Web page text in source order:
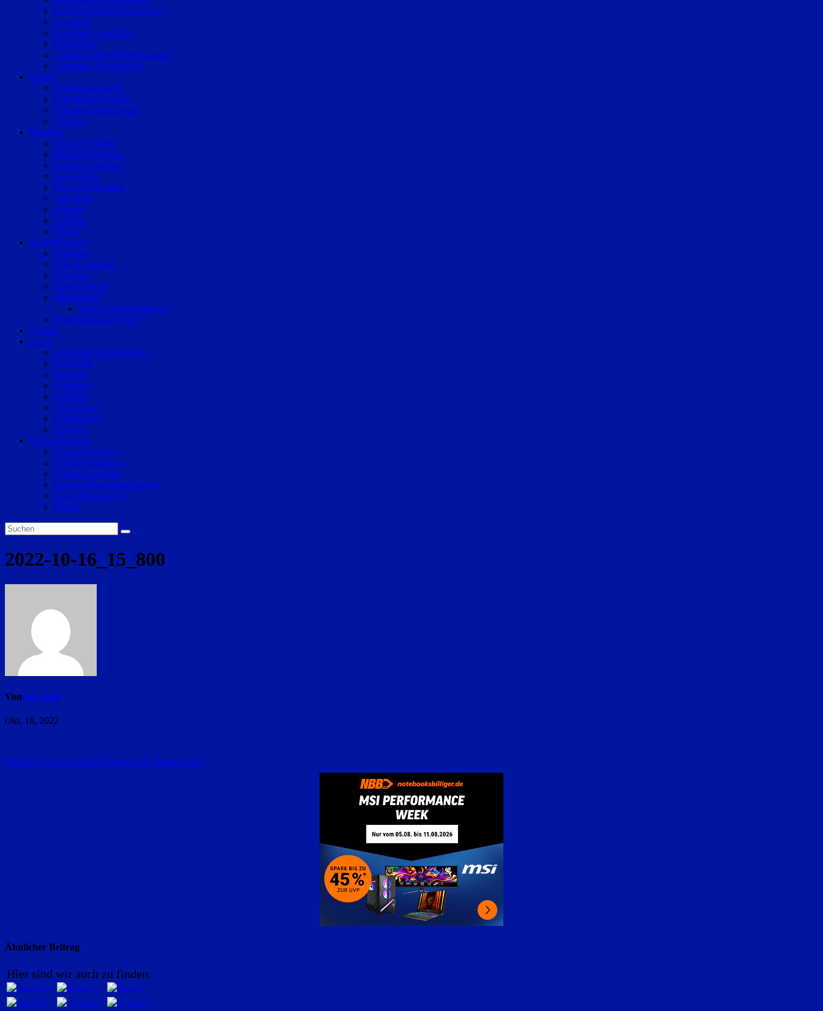
Landkreis Straubing-Bogen
Landshut
Landkreis Landshut
Dingolfing
Landkreis Dingolfing-Landau
Landkreis Deggendorf
Polizei
Polizeimeldungen
Fahndung/Vermisste
Aus dem Gerichtssaal
Verkehr
Ratgeber
Auto & Verkehr
Bauen & Wohnen
Geld & Finanzen
Gesundheit
Reise & Erholung
Life-Style
Karriere
Technik
Wetter
Sonderthemen
Podcasts
Kids & Teenies
Senioren
Katz & Hund
Valentinstag
Meine Liebeserklärung
Bundestagswahl 2017
Vereine
Sport
Eishockey/Inlinehockey
Volleyball
Fussball
Handball
Football
Trabrennen
Kampfsport
Sonstige
Veranstaltungen
Veranstaltungen
Region Straubing
Region Landshut
Region Dingolfing-Landau
Raum Deggendorf
Bluval
2022-10-16_15_800
Vonred_ra24
Okt. 16, 2022
Beitragsnavigation
Welche Vor- und Nachteile bietet eine Smartwatch?
Ähnlicher Beitrag
Hier sind wir auch zu finden: